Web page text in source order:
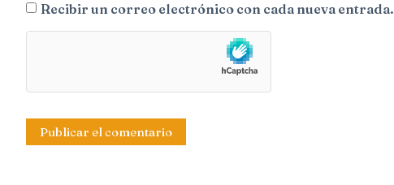
Recibir un correo electrónico con cada nueva entrada.